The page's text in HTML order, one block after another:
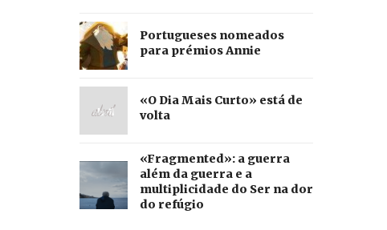
Portugueses nomeados
para prémios Annie
«O Dia Mais Curto» está de
volta
«Fragmented»: a guerra
além da guerra e a
multiplicidade do Ser na dor
do refúgio